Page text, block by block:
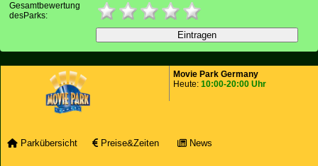
Gesamtbewertung
desParks:
Movie Park Germany
Heute: 10:00-20:00 Uhr
Parkübersicht Preise&Zeiten News